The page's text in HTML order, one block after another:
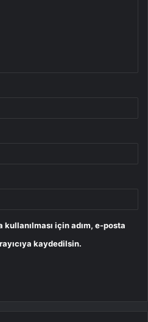
için adım, e-posta
kaydedilsin.